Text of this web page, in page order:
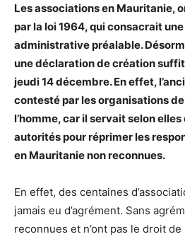
Les associations en Mauritanie,
par la loi 1964, qui consacrait
administrative préalable.
une déclaration de création
jeudi 14 décembre. En effet,
contesté par les organisations
l’homme, car il servait selon
autorités pour réprimer les
en Mauritanie non reconnues.
En effet, des centaines
jamais eu d’agrément. Sans
reconnues et n’ont pas le droit